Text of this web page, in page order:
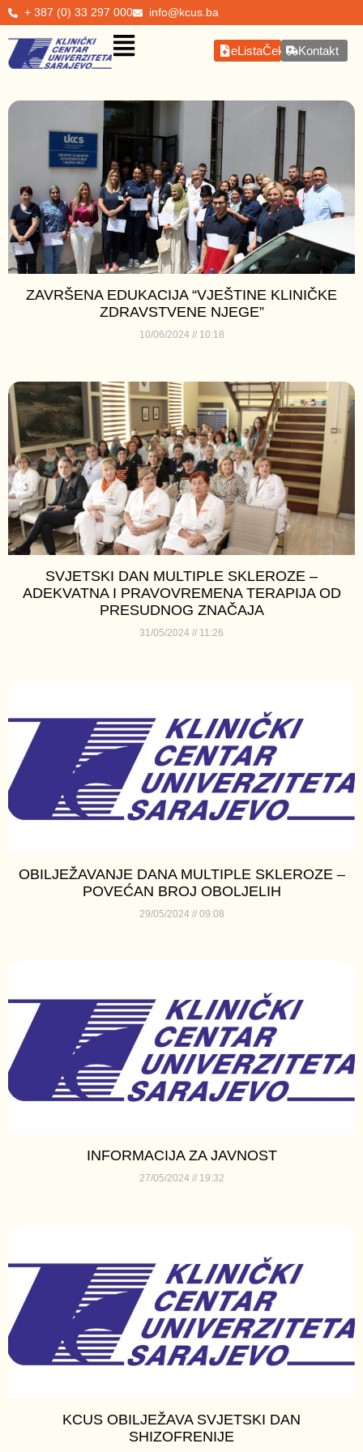
+ 387 (0) 33 297 000 info@kcus.ba
eListaČekanjaKontakt
ZAVRŠENA EDUKACIJA “VJEŠTINE KLINIČKE
ZDRAVSTVENE NJEGE”
10/06/2024 10:18
SVJETSKI DAN MULTIPLE SKLEROZE –
ADEKVATNA I PRAVOVREMENA TERAPIJA OD
PRESUDNOG ZNAČAJA
31/05/2024 11:26
OBILJEŽAVANJE DANA MULTIPLE SKLEROZE –
POVEĆAN BROJ OBOLJELIH
29/05/2024 09:08
INFORMACIJA ZA JAVNOST
27/05/2024 19:32
KCUS OBILJEŽAVA SVJETSKI DAN
SHIZOFRENIJE